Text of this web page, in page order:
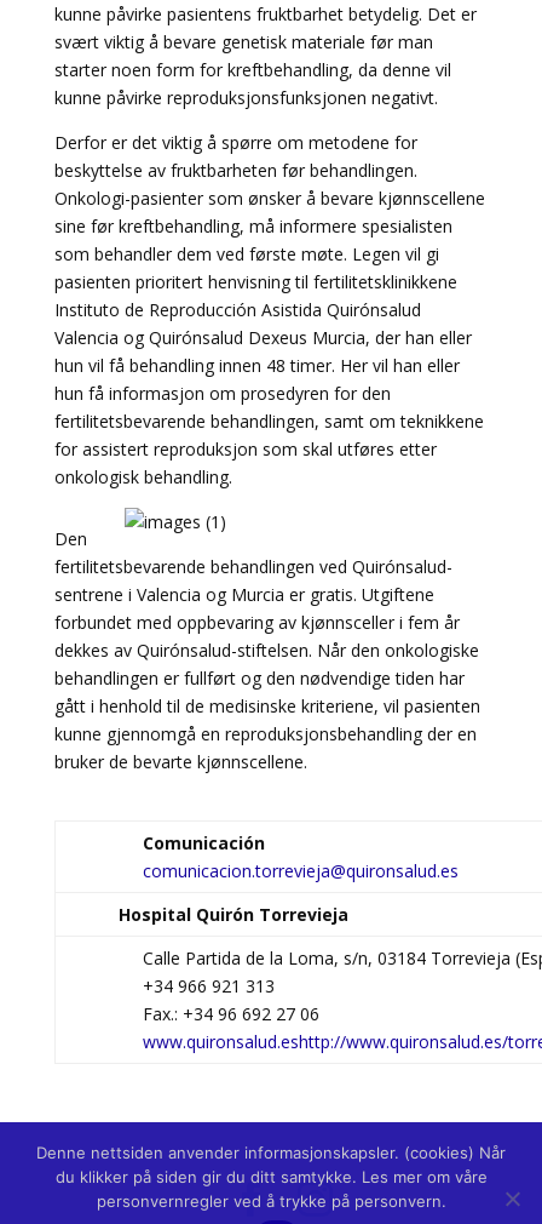
kunne påvirke pasientens fruktbarhet betydelig. Det er
svært viktig å bevare genetisk materiale før man
starter noen form for kreftbehandling, da denne vil
kunne påvirke reproduksjonsfunksjonen negativt.
Derfor er det viktig å spørre om metodene for
beskyttelse av fruktbarheten før behandlingen.
Onkologi-pasienter som ønsker å bevare kjønnscellene
sine før kreftbehandling, må informere spesialisten
som behandler dem ved første møte. Legen vil gi
pasienten prioritert henvisning til fertilitetsklinikkene
Instituto de Reproducción Asistida Quirónsalud
Valencia og Quirónsalud Dexeus Murcia, der han eller
hun vil få behandling innen 48 timer. Her vil han eller
hun få informasjon om prosedyren for den
fertilitetsbevarende behandlingen, samt om teknikkene
for assistert reproduksjon som skal utføres etter
onkologisk behandling.
Den
fertilitetsbevarende behandlingen ved Quirónsalud-
sentrene i Valencia og Murcia er gratis. Utgiftene
forbundet med oppbevaring av kjønnsceller i fem år
dekkes av Quirónsalud-stiftelsen. Når den onkologiske
behandlingen er fullført og den nødvendige tiden har
gått i henhold til de medisinske kriteriene, vil pasienten
kunne gjennomgå en reproduksjonsbehandling der en
bruker de bevarte kjønnscellene.
Comunicación
comunicacion.torrevieja@quironsalud.es
Hospital Quirón Torrevieja
Calle Partida de la Loma, s/n, 03184 Torrevieja
+34 966 921 313
Fax.: +34 96 692 27 06
www.quironsalud.eshttp://www.quironsalud.es/
Denne nettsiden anvender informasjonskapsler. (cookies) Når
du klikker på siden gir du ditt samtykke. Les mer om våre
personvernregler ved å trykke på personvern.